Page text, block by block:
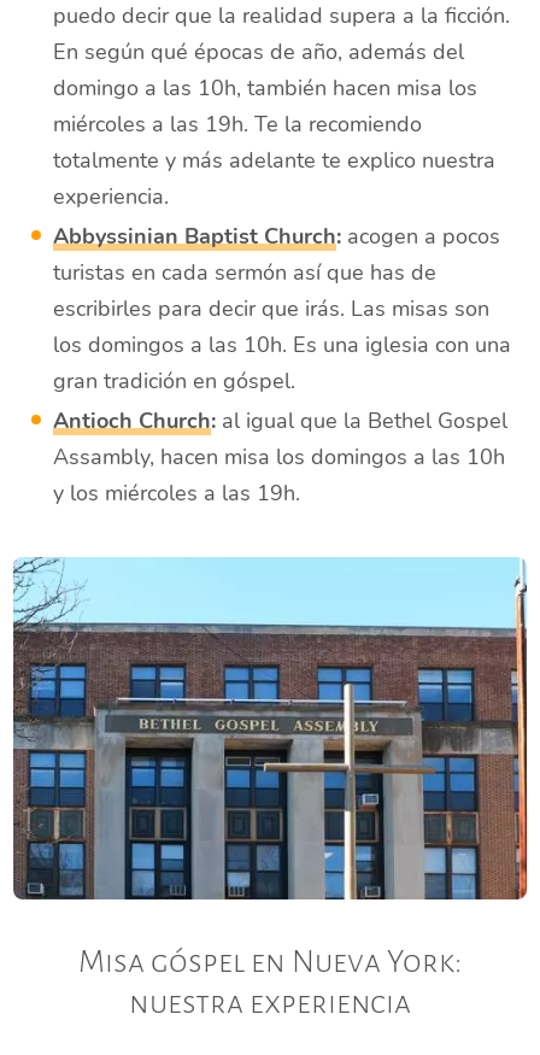
puedo decir que la realidad supera a la ficción.
En según qué épocas de año, además del
domingo a las 10h, también hacen misa los
miércoles a las 19h. Te la recomiendo
totalmente y más adelante te explico nuestra
experiencia.
Abbyssinian Baptist Church: acogen a pocos
turistas en cada sermón así que has de
escribirles para decir que irás. Las misas son
los domingos a las 10h. Es una iglesia con una
gran tradición en góspel.
Antioch Church: al igual que la Bethel Gospel
Assambly, hacen misa los domingos a las 10h
y los miércoles a las 19h.
Misa góspel en Nueva York:
nuestra experiencia